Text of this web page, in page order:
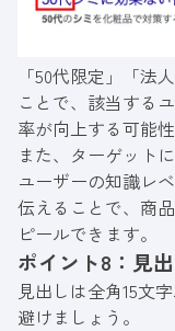
「50代限定」「法
ことで、該当する
率が向上する可能
また、ターゲット
ユーザーの知識レ
伝えることで、商
ピールできます。
ポイント8：見
見出しは全角15文
避けましょう。